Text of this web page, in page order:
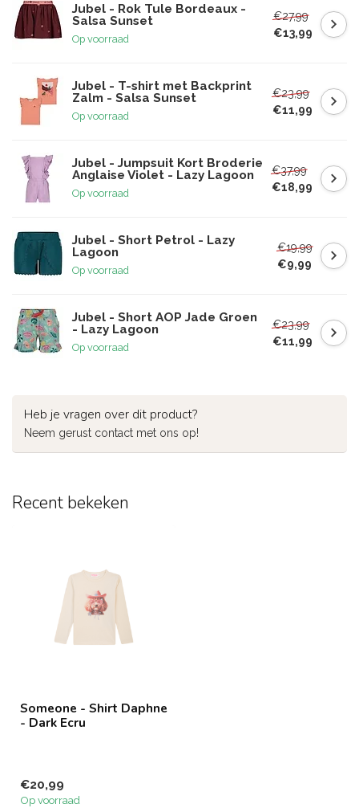
Jubel - Rok Tule Bordeaux -
Salsa Sunset
Op voorraad
€27,99
€13,99
Jubel - T-shirt met Backprint
Zalm - Salsa Sunset
Op voorraad
€23,99
€11,99
Jubel - Jumpsuit Kort Broderie
Anglaise Violet - Lazy Lagoon
Op voorraad
€37,99
€18,99
Jubel - Short Petrol - Lazy
Lagoon
Op voorraad
€19,99
€9,99
Jubel - Short AOP Jade Groen
- Lazy Lagoon
Op voorraad
€23,99
€11,99
Heb je vragen over dit product?
Neem gerust contact met ons op!
Recent bekeken
Someone - Shirt Daphne
- Dark Ecru
€20,99
Op voorraad